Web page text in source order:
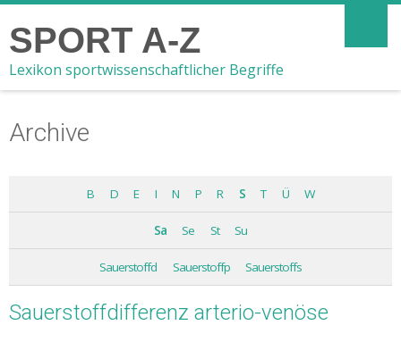
SPORT A-Z
Lexikon sportwissenschaftlicher Begriffe
Archive
B D E I N P R S T Ü W
Sa Se St Su
Sauerstoffd Sauerstoffp Sauerstoffs
Sauerstoffdifferenz arterio-venöse